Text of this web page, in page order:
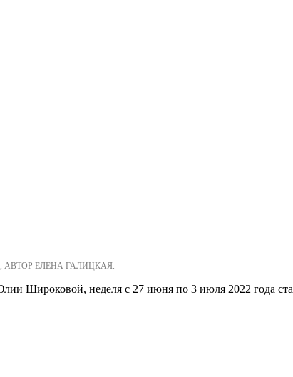
АВТОР ЕЛЕНА ГАЛИЦКАЯ.
Широковой, неделя с 27 июня по 3 июля 2022 года